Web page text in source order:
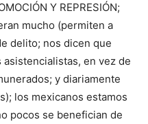
Y REPRESIÓN;
mucho (permiten a
delito; nos dicen que
en vez de
y diariamente
los mexicanos estamos
pocos se benefician de